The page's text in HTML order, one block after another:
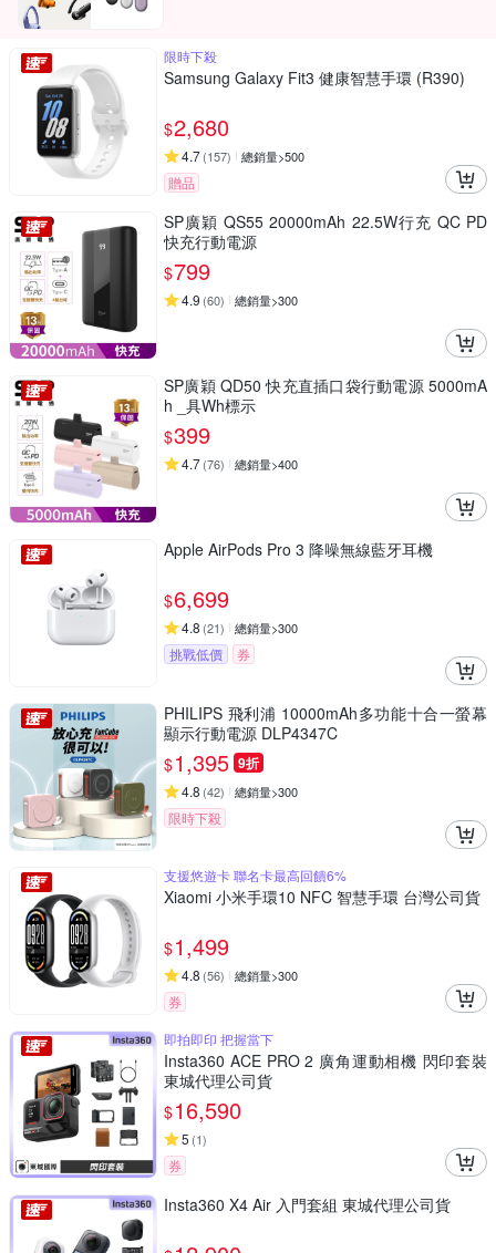
限時下殺
Samsung Galaxy Fit3 健康智慧手環 (R390)
$2,680
4.7(157) 總銷量>500
贈品
SP廣穎 QS55 20000mAh 22.5W行充 QC PD
快充行動電源
$799
4.9 (60) 總銷量>300
SP廣穎 QD50 快充直插口袋行動電源 5000mA
h _具Wh標示
$399
4.7(76) 總銷量>400
Apple AirPods Pro 3 降噪無線藍牙耳機
$6,699
4.8 (21) 總銷量>300
挑戰低價 券
PHILIPS 飛利浦 10000mAh多功能十合一螢幕
顯示行動電源 DLP4347C
$1,395 9折
4.8 (42) 總銷量>300
限時下殺
支援悠遊卡 聯名卡最高回饋6%
Xiaomi 小米手環10 NFC 智慧手環 台灣公司貨
$1,499
4.8 (56) 總銷量>300
券
即拍即印 把握當下
Insta360 ACE PRO 2 廣角運動相機 閃印套裝
東城代理公司貨
$16,590
5 (1)
券
Insta360 X4 Air 入門套組 東城代理公司貨